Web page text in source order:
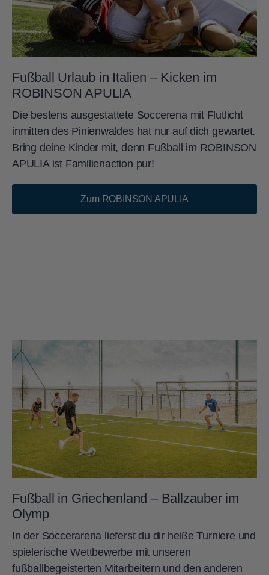
Fußball Urlaub in Italien – Kicken im
ROBINSON APULIA
Die bestens ausgestattete Soccerena mit Flutlicht
inmitten des Pinienwaldes hat nur auf dich gewartet.
Bring deine Kinder mit, denn Fußball im ROBINSON
APULIA ist Familienaction pur!
Zum ROBINSON APULIA
Fußball in Griechenland – Ballzauber im
Olymp
In der Soccerarena lieferst du dir heiße Turniere und
spielerische Wettbewerbe mit unseren
fußballbegeisterten Mitarbeitern und den anderen